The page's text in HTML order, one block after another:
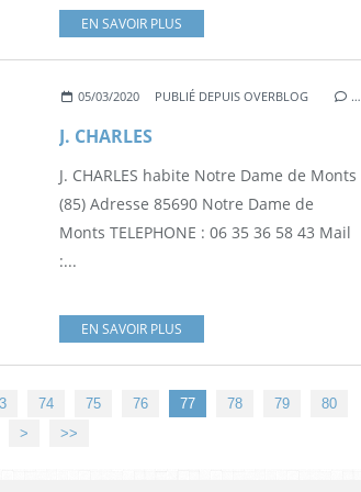
EN SAVOIR PLUS
05/03/2020 PUBLIÉ DEPUIS OVERBLOG …
J. CHARLES
J. CHARLES habite Notre Dame de Monts
(85) Adresse 85690 Notre Dame de
Monts TELEPHONE : 06 35 36 58 43 Mail
:...
EN SAVOIR PLUS
74 75 76 77 78 79 80
>
>>